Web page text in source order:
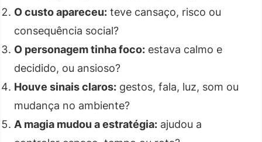
O custo apareceu: teve cansaço, risco ou
consequência social?
O personagem tinha foco: estava calmo e
decidido, ou ansioso?
Houve sinais claros: gestos, fala, luz, som ou
mudança no ambiente?
A magia mudou a estratégia: ajudou a